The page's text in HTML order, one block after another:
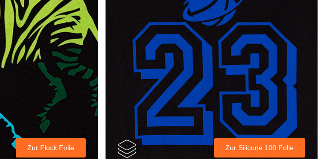
Zur Flock Folie Zur Silicone 100 Folie